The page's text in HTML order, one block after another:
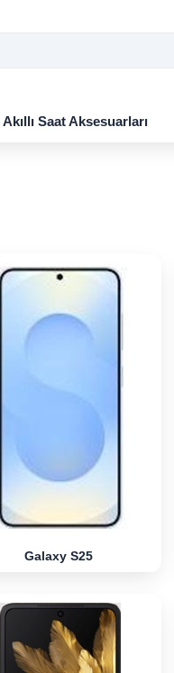
Akıllı Saat Aksesuarları
Galaxy S25